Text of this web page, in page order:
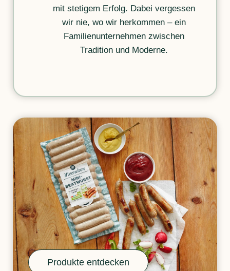
mit stetigem Erfolg. Dabei vergessen
wir nie, wo wir herkommen – ein
Familienunternehmen zwischen
Tradition und Moderne.
Produkte entdecken